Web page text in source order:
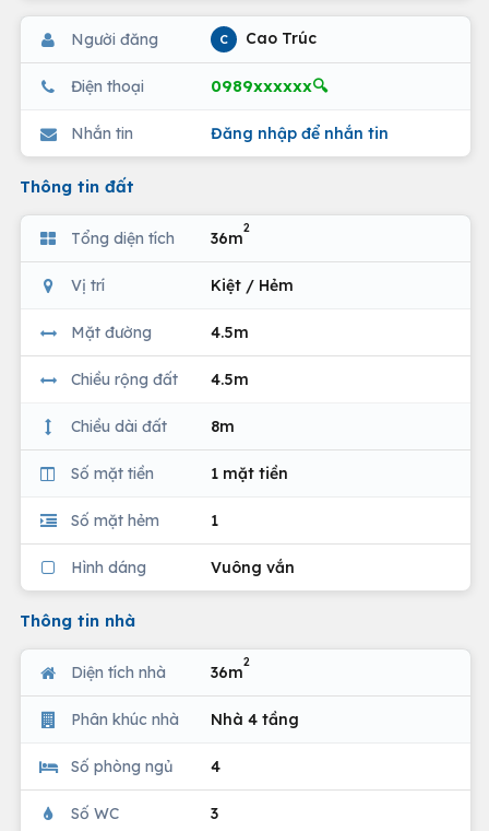
Người đăng C Cao Trúc
Điện thoại 0989xxxxxx🔍
Nhắn tin Đăng nhập để nhắn tin
Thông tin đất
Tổng diện tích 36m
2
Vị trí Kiệt / Hẻm
Mặt đường 4.5m
Chiều rộng đất 4.5m
Chiều dài đất 8m
Số mặt tiền 1 mặt tiền
Số mặt hẻm 1
Hình dáng Vuông vắn
Thông tin nhà
Diện tích nhà 36m
2
Phân khúc nhà Nhà 4 tầng
Số phòng ngủ 4
Số WC 3